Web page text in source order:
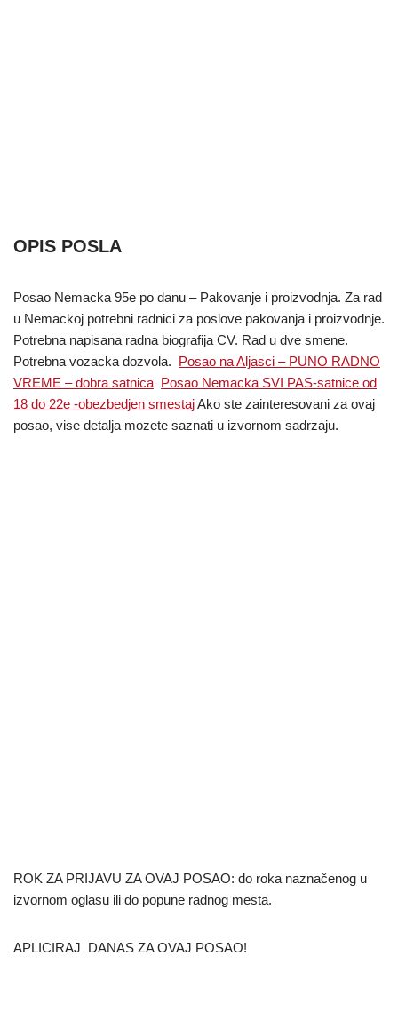
OPIS POSLA
Posao Nemacka 95e po danu – Pakovanje i proizvodnja. Za rad
u Nemackoj potrebni radnici za poslove pakovanja i proizvodnje.
Potrebna napisana radna biografija CV. Rad u dve smene.
Potrebna vozacka dozvola. Posao na Aljasci – PUNO RADNO
VREME – dobra satnica Posao Nemacka SVI PAS-satnice od
18 do 22e -obezbedjen smestajAko ste zainteresovani za ovaj
posao, vise detalja mozete saznati u izvornom sadrzaju.
ROK ZA PRIJAVU ZA OVAJ POSAO: do roka naznačenog u
izvornom oglasu ili do popune radnog mesta.
APLICIRAJ DANAS ZA OVAJ POSAO!